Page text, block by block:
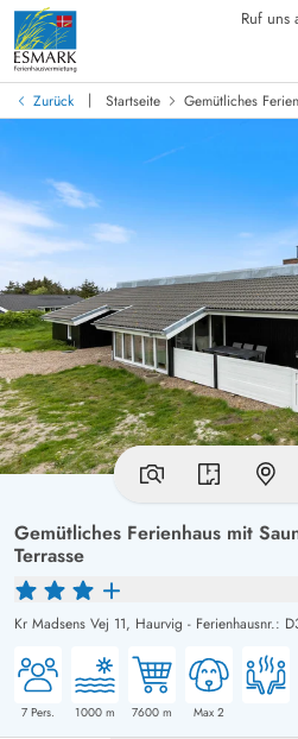
Ruf uns
Zurück | Startseite Gemütliches
Gemütliches Ferienhaus mit
Terrasse
Kr Madsens Vej 11, Haurvig - Ferienhausnr.:
7 Pers. 1000 m 7600 m Max 2